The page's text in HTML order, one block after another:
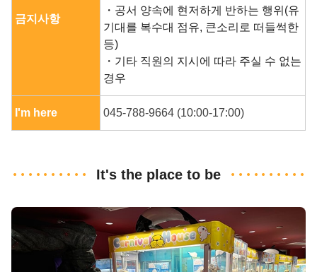
금지사항
・공서 양속에 현저하게 반하는 행위(유
기대를 복수대 점유, 큰소리로 떠들썩한
등)
・기타 직원의 지시에 따라 주실 수 없는
경우
I'm here 045-788-9664 (10:00-17:00)
It's the place to be